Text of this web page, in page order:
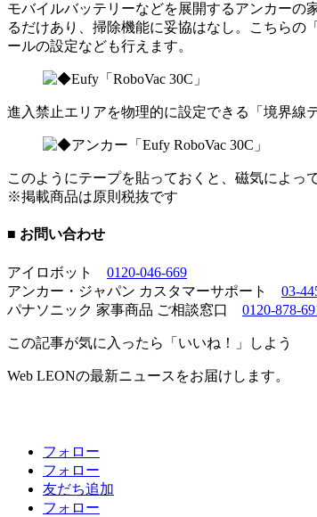
モバイルバッテリーなどを展開するアンカーの
るだけあり、掃除機能に妥協はなし。こちらの
ールの設定なども行えます。
進入禁止エリアを物理的に設定できる「境界線
このようにテープを貼っておくと、磁気によっ
※掲載商品は原則税抜です
■ お問い合わせ
アイロボット 0120-046-669
アンカー・ジャパン カスタマーサポート 03-
パナソニック 家事商品 ご相談窓口 0120-878-
この記事が気に入ったら「いいね！」しよう
Web LEONの最新ニュースをお届けします。
フォロー
フォロー
友だち追加
フォロー